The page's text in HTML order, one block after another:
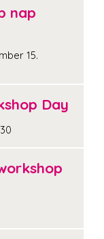
nap
15.
Day